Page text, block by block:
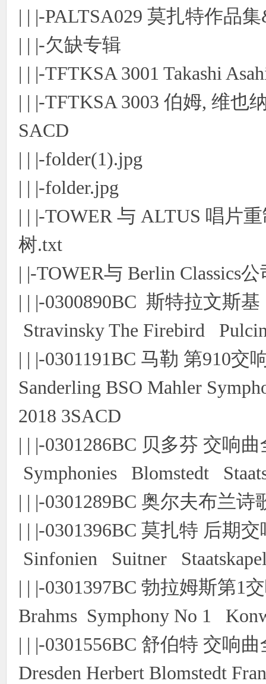
| | |-PALTSA029 莫扎特作品
| | |-欠缺专辑
| | |-TFTKSA 3001 Takashi
| | |-TFTKSA 3003 伯姆, 维
SACD
| | |-folder(1).jpg
| | |-folder.jpg
| | |-TOWER 与 ALTUS 唱片
树.txt
| |-TOWER与 Berlin Classics
| | |-0300890BC 斯特拉文斯
Stravinsky The Firebird
| | |-0301191BC 马勒 第910
Sanderling BSO Mahler
2018 3SACD
| | |-0301286BC 贝多芬 交响
Symphonies Blomstedt
| | |-0301289BC 奥尔夫布兰
| | |-0301396BC 莫扎特 后期
Sinfonien Suitner
| | |-0301397BC 勃拉姆斯第1
Brahms Symphony No 1
| | |-0301556BC 舒伯特 交响
Dresden Herbert Blomstedt